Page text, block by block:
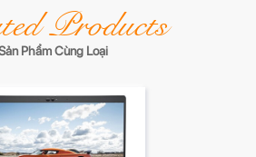
Products
Phẩm Cùng Loại